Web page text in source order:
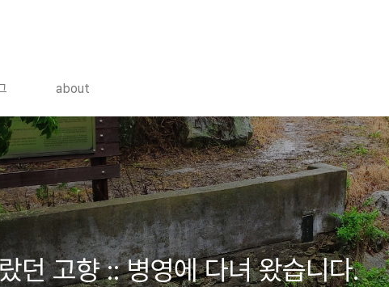
about
던 고향 :: 병영에 다녀 왔습니다.